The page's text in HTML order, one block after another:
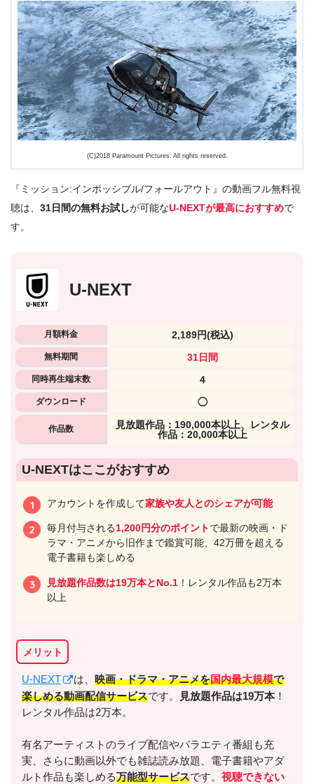
(C)2018 Paramount Pictures. All rights reserved.
『ミッション:インポッシブル/フォールアウト』の動画フル無料視
聴は、 31日間の無料お試しが可能なU-NEXTが最高におすすめで
す。
U-NEXT
月額料金 2,189円(税込)
無料期間 31日間
同時再生端末数 4
ダウンロード ◯
作品数
⾒放題作品：190,000本以上、レンタル
作品：20,000本以上
U-NEXTはここがおすすめ
アカウントを作成して家族や友人とのシェアが可能
毎月付与される1,200円分のポイントで最新の映画・ド
ラマ・アニメから旧作まで鑑賞可能、42万冊を超える
電子書籍も楽しめる
見放題作品数は19万本とNo.1 ！レンタル作品も2万本
以上
メリット
U-NEXT は、 映画・ドラマ・アニメを国内最大規模で
楽しめる動画配信サービスです。 見放題作品は19万本 ！
レンタル作品は2万本。
有名アーティストのライブ配信やバラエティ番組も充
実、さらに動画以外でも雑誌読み放題、電子書籍やアダ
ルト作品も楽しめる万能型サービスです。 視聴できない